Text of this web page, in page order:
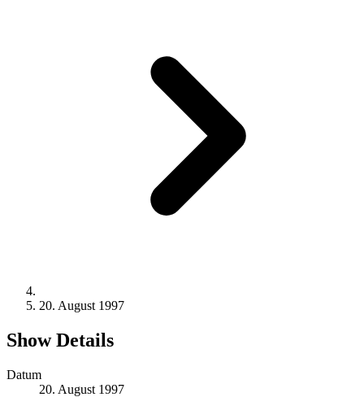
20. August 1997
Show Details
Datum
20. August 1997